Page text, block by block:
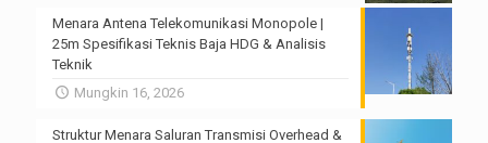
Menara Antena Telekomunikasi Monopole |
25m Spesifikasi Teknis Baja HDG & Analisis
Teknik
Mungkin 16, 2026
Struktur Menara Saluran Transmisi Overhead &